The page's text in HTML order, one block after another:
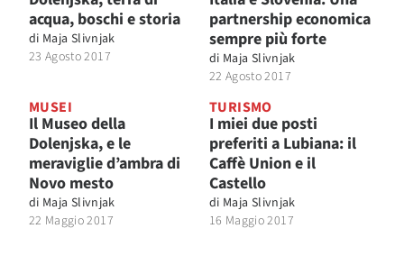
acqua, boschi e storia
di Maja Slivnjak
23 Agosto 2017
partnership economica
sempre più forte
di Maja Slivnjak
22 Agosto 2017
MUSEI
Il Museo della
Dolenjska, e le
meraviglie d’ambra di
Novo mesto
di Maja Slivnjak
22 Maggio 2017
TURISMO
I miei due posti
preferiti a Lubiana: il
Caffè Union e il
Castello
di Maja Slivnjak
16 Maggio 2017